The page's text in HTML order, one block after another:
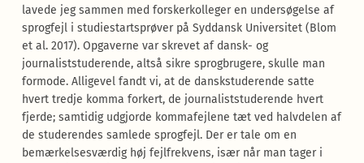
lavede jeg sammen med forskerkolleger en undersøgelse af
sprogfejl i studiestartsprøver på Syddansk Universitet (Blom
et al. 2017). Opgaverne var skrevet af dansk- og
journaliststuderende, altså sikre sprogbrugere, skulle man
formode. Alligevel fandt vi, at de danskstuderende satte
hvert tredje komma forkert, de journaliststuderende hvert
fjerde; samtidig udgjorde kommafejlene tæt ved halvdelen af
de studerendes samlede sprogfejl. Der er tale om en
bemærkelsesværdig høj fejlfrekvens, især når man tager i